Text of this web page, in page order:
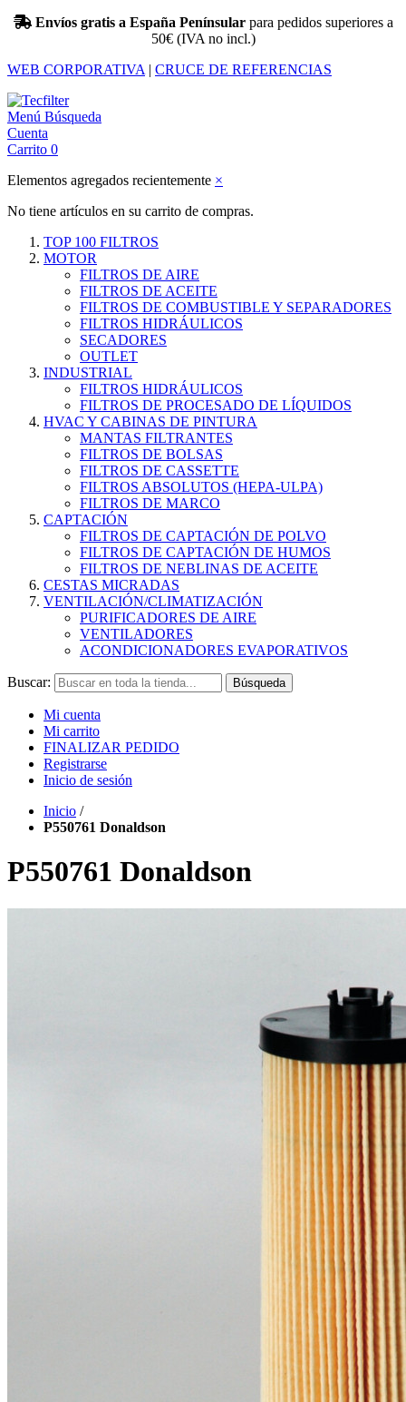
Envíos gratis a España Penínsularpara pedidos superiores a
50€ (IVA no incl.)
WEB CORPORATIVA | CRUCE DE REFERENCIAS
Menú Búsqueda
Cuenta
Carrito 0
Elementos agregados recientemente ×
No tiene artículos en su carrito de compras.
TOP 100 FILTROS
MOTOR
FILTROS DE AIRE
FILTROS DE ACEITE
FILTROS DE COMBUSTIBLE Y SEPARADORES
FILTROS HIDRÁULICOS
SECADORES
OUTLET
INDUSTRIAL
FILTROS HIDRÁULICOS
FILTROS DE PROCESADO DE LÍQUIDOS
HVAC Y CABINAS DE PINTURA
MANTAS FILTRANTES
FILTROS DE BOLSAS
FILTROS DE CASSETTE
FILTROS ABSOLUTOS (HEPA-ULPA)
FILTROS DE MARCO
CAPTACIÓN
FILTROS DE CAPTACIÓN DE POLVO
FILTROS DE CAPTACIÓN DE HUMOS
FILTROS DE NEBLINAS DE ACEITE
CESTAS MICRADAS
VENTILACIÓN/CLIMATIZACIÓN
PURIFICADORES DE AIRE
VENTILADORES
ACONDICIONADORES EVAPORATIVOS
Buscar: Búsqueda
Mi cuenta
Mi carrito
FINALIZAR PEDIDO
Registrarse
Inicio de sesión
Inicio /
P550761 Donaldson
P550761 Donaldson